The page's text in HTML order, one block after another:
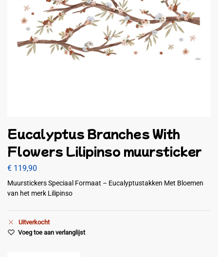
Eucalyptus Branches With
Flowers Lilipinso muursticker
€ 119,90
Muurstickers Speciaal Formaat – Eucalyptustakken Met Bloemen
van het merk Lilipinso
Uitverkocht
Voeg toe aan verlanglijst